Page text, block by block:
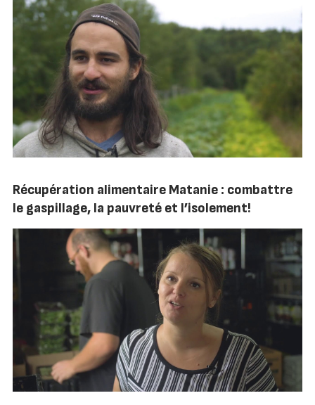
Récupération alimentaire Matanie : combattre
le gaspillage, la pauvreté et l’isolement!